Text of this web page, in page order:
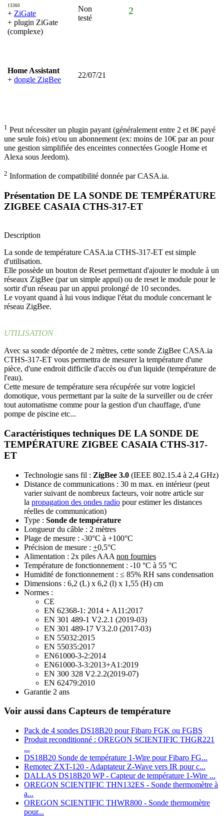
13360
+ ZiGate
+ plugin ZiGate
(complexe)
Non
testé
2
Home Assistant
+ dongle ZigBee
22/07/21
1 Peut nécessiter un plugin payant (généralement entre 2 et 8€ payé
une seule fois) et/ou un abonnement (ex: moins de 10€ par an pour
une gestion simplifiée des enceintes connectées Google Home et
Alexa sous Jeedom).
2 Information de compatibilité donnée par CASA.ia.
Présentation DE LA SONDE DE TEMPÉRATURE
ZIGBEE CASAIA CTHS-317-ET
Description
La sonde de température CASA.ia CTHS-317-ET est simple
d'utilisation.
Elle possède un bouton de Reset permettant d'ajouter le module à un
réseaux ZigBee (par un simple appui) ou de reset le module pour le
sortir d'un réseau par un appui prolongé de 10 secondes.
Le voyant quand à lui vous indique l'état du module concernant le
réseau ZigBee.
UTILISATION
Avec sa sonde déportée de 2 mètres, cette sonde ZigBee CASA.ia
CTHS-317-ET vous permettra de mesurer la température d'une
pièce, d'une endroit difficile d'accès ou d'un liquide (température de
l'eau).
Cette mesure de température sera récupérée sur votre logiciel
domotique, vous permettant par la suite de la surveiller ou de créer
tout automatisme comme pour la gestion d'un chauffage, d'une
pompe de piscine etc...
Caractéristiques techniques DE LA SONDE DE
TEMPÉRATURE ZIGBEE CASAIA CTHS-317-
ET
Technologie sans fil : ZigBee 3.0 (IEEE 802.15.4 à 2,4 GHz)
Distance de communications : 30 m max. en intérieur (peut
varier suivant de nombreux facteurs, voir notre article sur
la propagation des ondes radio pour estimer les distances
réelles de communication)
Type : Sonde de température
Longueur du câble : 2 mètres
Plage de mesure : -30°C à +100°C
Précision de mesure : +0,5°C
Alimentation : 2x piles AAA non fournies
Température de fonctionnement : -10 °C à 55 °C
Humidité de fonctionnement : ≤ 85% RH sans condensation
Dimensions : 6,2 (L) x 6,2 (l) x 1,55 (H) cm
Normes :
CE
EN 62368-1: 2014 + A11:2017
EN 301 489-1 V2.2.1 (2019-03)
EN 301 489-17 V3.2.0 (2017-03)
EN 55032:2015
EN 55035:2017
EN61000-3-2:2014
EN61000-3-3:2013+A1:2019
EN 300 328 V2.2.2(2019-07)
EN 62479:2010
Garantie 2 ans
Voir aussi dans Capteurs de température
Pack de 4 sondes DS18B20 pour Fibaro FGK ou FGBS
Produit reconditionné : OREGON SCIENTIFIC THGR221
...
DS18B20 Sonde de température 1‑Wire pour Fibaro FG...
Remotec ZXT-120 - Adaptateur Z-Wave vers IR pour c...
DALLAS DS18B20 WP - Capteur de température 1-Wire ...
OREGON SCIENTIFIC THN132ES - Sonde thermomètre à
a...
OREGON SCIENTIFIC THWR800 - Sonde thermomètre
pour...